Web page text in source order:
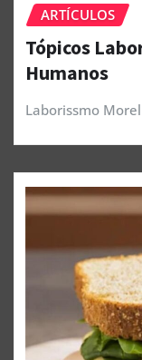
ARTÍCULOS
Tópicos
Humanos
Laborissmo